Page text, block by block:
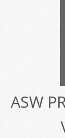
ASW